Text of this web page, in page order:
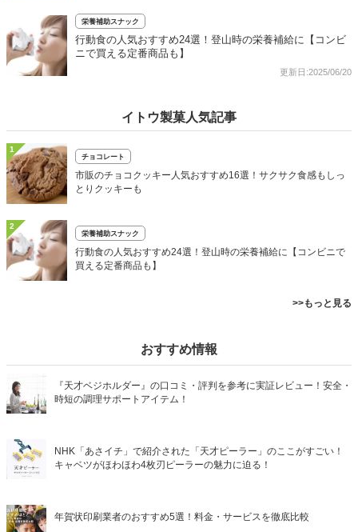
栄養補助スナック
行動食の人気おすすめ24選！登山時の栄養補給に【コンビ
ニで買える定番商品も】
更新日:2025/06/20
イトウ製菓人気記事
1
チョコレート
市販のチョコクッキー人気おすすめ16選！サクサク食感もしっ
とりクッキーも
2
栄養補助スナック
行動食の人気おすすめ24選！登山時の栄養補給に【コンビニで
買える定番商品も】
>>もっと見る
おすすめ情報
『天才ベジホルダー』の口コミ・評判を参考に実証レビュー！安全・
時短の調理サポートアイテム！
NHK「あさイチ」で紹介された「天才ピーラー」のここがすごい！
キャベツがほわほわ4枚刃ピーラーの魅力に迫る！
年賀状印刷業者のおすすめ5選！料金・サービスを徹底比較